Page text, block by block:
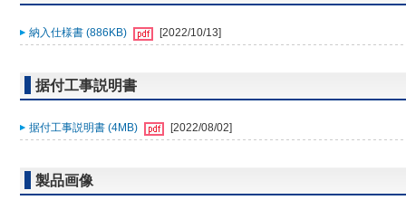
納入仕様書 (886KB) [2022/10/13]
据付工事説明書
据付工事説明書 (4MB) [2022/08/02]
製品画像